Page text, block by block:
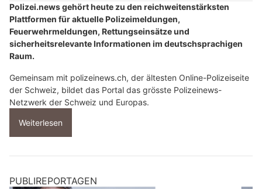
Polizei.news gehört heute zu den reichweitenstärksten
Plattformen für aktuelle Polizeimeldungen,
Feuerwehrmeldungen, Rettungseinsätze und
sicherheitsrelevante Informationen im deutschsprachigen
Raum.
Gemeinsam mit polizeinews.ch, der ältesten Online-Polizeiseite
der Schweiz, bildet das Portal das grösste Polizeinews-
Netzwerk der Schweiz und Europas.
Weiterlesen
PUBLIREPORTAGEN